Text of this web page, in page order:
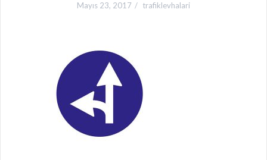
Mayıs 23, 2017 trafiklevhalari